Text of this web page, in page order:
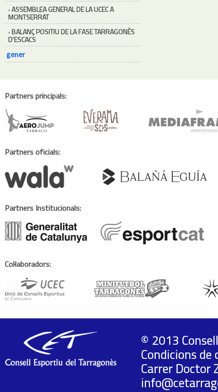
·ASSEMBLEA GENERAL DE LA UCEC A
MONTSERRAT
·BALANÇ POSITIU DE LA FASE TARRAGONÈS
D'ESCACS
gener
Partners principals:
Partners oficials:
Partners Institucionals:
Col·laboradors:
© 2013
Condicions
Carrer Doctor